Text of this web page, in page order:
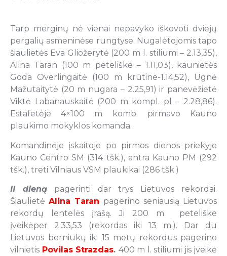
Tarp merginų nė vienai nepavyko iškovoti dviejų
pergalių asmeninėse rungtyse. Nugalėtojomis tapo
šiaulietės Eva Gliožerytė (200 m l. stiliumi – 2.13,35),
Alina Taran (100 m peteliške – 1.11,03), kaunietės
Goda Overlingaitė (100 m krūtine-1.14,52), Ugnė
Mažutaitytė (20 m nugara – 2.25,91) ir panevėžietė
Viktė Labanauskaitė (200 m kompl. pl – 2.28,86).
Estafetėje 4×100 m komb. pirmavo Kauno
plaukimo mokyklos komanda.
Komandinėje įskaitoje po pirmos dienos priekyje
Kauno Centro SM (314 tšk.), antra Kauno PM (292
tšk.), treti Vilniaus VSM plaukikai (286 tšk.)
II dienąpagerinti dar trys Lietuvos rekordai.
ŠiaulietėAlina Taran pagerino seniausią Lietuvos
rekordų lentelės įrašą. Ji 200 m peteliške
įveikėper 2.33,53 (rekordas iki 13 m.). Dar du
Lietuvos berniukų iki 15 metų rekordus pagerino
vilnietis Povilas Strazdas. 400 m l. stiliumi jis įveikė